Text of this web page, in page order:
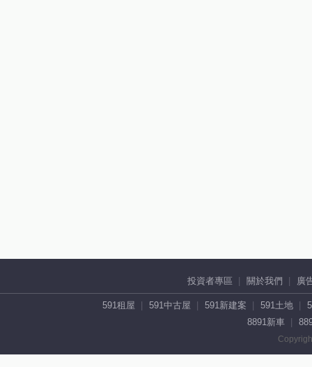
投資者專區 關於我們 廣
591租屋 591中古屋 591新建案 591土地
8891新車